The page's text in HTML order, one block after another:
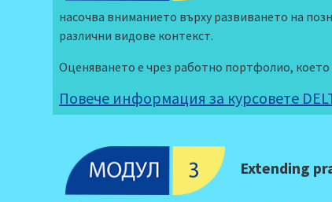
насочва вниманието върху развиването на
различни видове контекст.
Оценяването е чрез работно портфолио,
Повече информация за курсовете
Extending